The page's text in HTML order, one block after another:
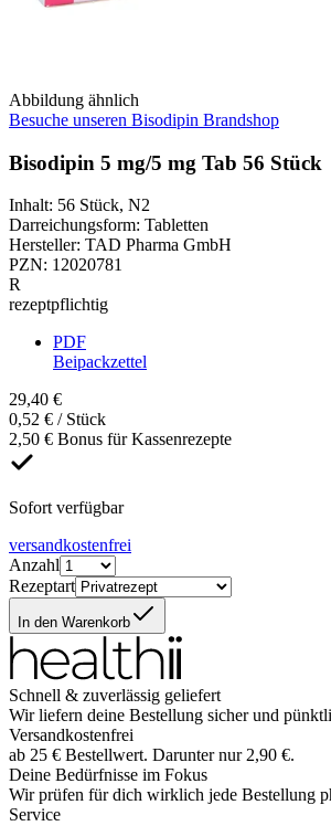
Abbildung ähnlich
Besuche unseren Bisodipin Brandshop
Bisodipin 5 mg/5 mg Tab 56 Stück
Inhalt: 56 Stück, N2
Darreichungsform: Tabletten
Hersteller: TAD Pharma GmbH
PZN: 12020781
R
rezeptpflichtig
PDF
Beipackzettel
29,40 €
0,52 € / Stück
2,50 € Bonus für Kassenrezepte
Sofort verfügbar
versandkostenfrei
Anzahl
Rezeptart
In den Warenkorb
Schnell & zuverlässig geliefert
Wir liefern deine Bestellung sicher und
Versandkostenfrei
ab 25 € Bestellwert. Darunter nur 2,90 €.
Deine Bedürfnisse im Fokus
Wir prüfen für dich wirklich jede Bestellung
Service